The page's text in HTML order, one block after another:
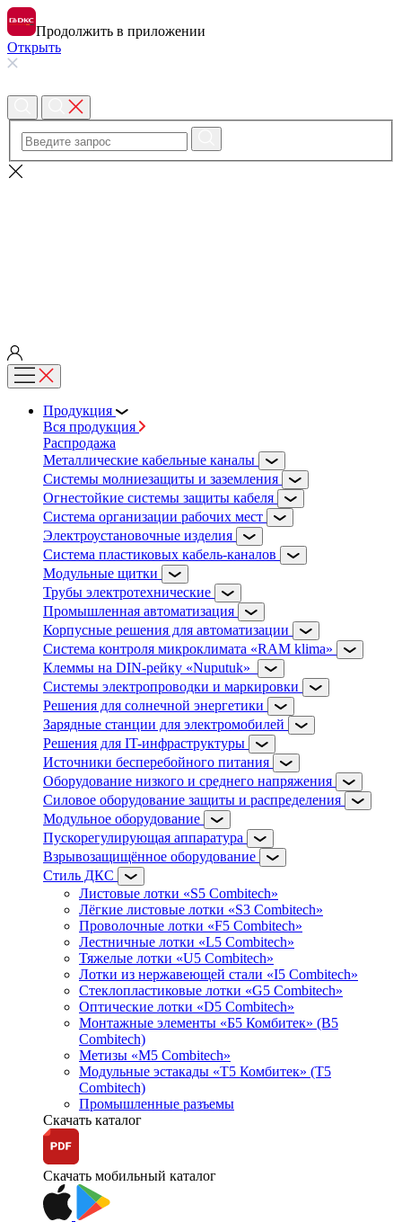
Продолжить в приложении
Открыть
Продукция
Вся продукция
Распродажа
Металлические кабельные каналы
Системы молниезащиты и заземления
Огнестойкие системы защиты кабеля
Система организации рабочих мест
Электроустановочные изделия
Система пластиковых кабель-каналов
Модульные щитки
Трубы электротехнические
Промышленная автоматизация
Корпусные решения для автоматизации
Система контроля микроклимата «RAM klima»
Клеммы на DIN-рейку «Nuputuk»
Системы электропроводки и маркировки
Решения для солнечной энергетики
Зарядные станции для электромобилей
Решения для IT-инфраструктуры
Источники бесперебойного питания
Оборудование низкого и среднего напряжения
Силовое оборудование защиты и распределения
Модульное оборудование
Пускорегулирующая аппаратура
Взрывозащищённое оборудование
Стиль ДКС
Листовые лотки «S5 Combitech»
Лёгкие листовые лотки «S3 Combitech»
Проволочные лотки «F5 Combitech»
Лестничные лотки «L5 Combitech»
Тяжелые лотки «U5 Combitech»
Лотки из нержавеющей стали «I5 Combitech»
Стеклопластиковые лотки «G5 Combitech»
Оптические лотки «D5 Combitech»
Монтажные элементы «Б5 Комбитек» (B5
Combitech)
Метизы «M5 Combitech»
Модульные эстакады «Т5 Комбитек» (T5
Combitech)
Промышленные разъемы
Скачать каталог
Скачать мобильный каталог